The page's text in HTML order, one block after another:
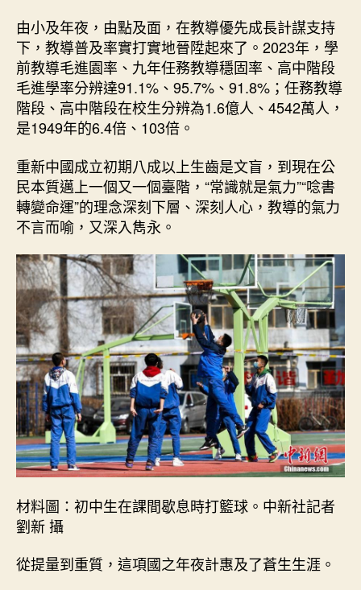
由小及年夜，由點及面，在教導優先成長計謀支持
下，教導普及率實打實地晉陞起來了。2023年，學
前教導毛進園率、九年任務教導穩固率、高中階段
毛進學率分辨達91.1%、95.7%、91.8%；任務教導
階段、高中階段在校生分辨為1.6億人、4542萬人，
是1949年的6.4倍、103倍。
重新中國成立初期八成以上生齒是文盲，到現在公
民本質邁上一個又一個臺階，“常識就是氣力”“唸書
轉變命運”的理念深刻下層、深刻人心，教導的氣力
不言而喻，又深入雋永。
材料圖：初中生在課間歇息時打籃球。中新社記者
劉新 攝
從提量到重質，這項國之年夜計惠及了蒼生生涯。